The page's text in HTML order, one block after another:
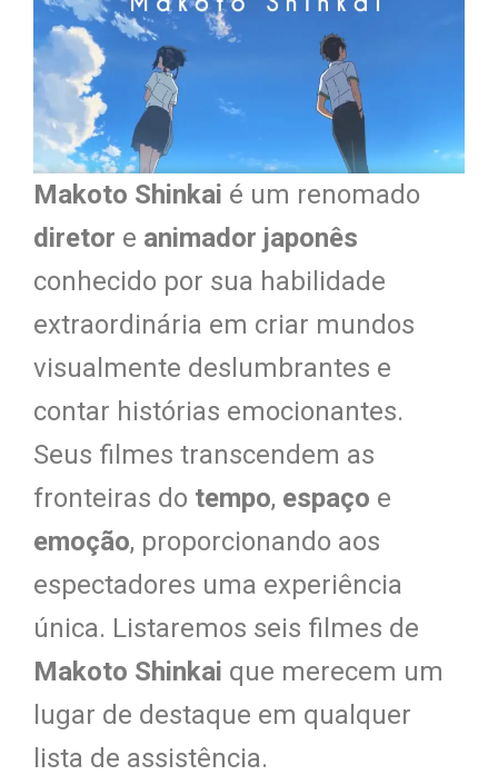
Makoto Shinkai é um renomado
diretor e animador japonês
conhecido por sua habilidade
extraordinária em criar mundos
visualmente deslumbrantes e
contar histórias emocionantes.
Seus filmes transcendem as
fronteiras do tempo, espaço e
emoção, proporcionando aos
espectadores uma experiência
única. Listaremos seis filmes de
Makoto Shinkai que merecem um
lugar de destaque em qualquer
lista de assistência.